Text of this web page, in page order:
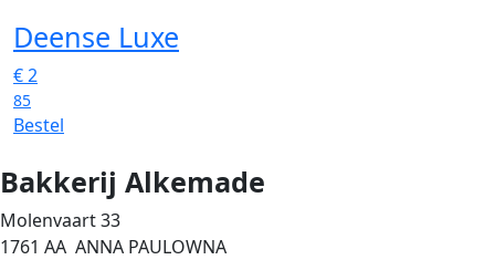
Deense Luxe
€2
85
Bestel
Bakkerij Alkemade
Molenvaart 33
1761 AA ANNA PAULOWNA